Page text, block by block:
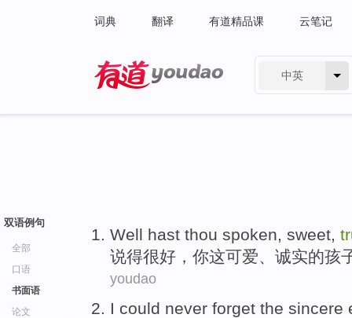
词典 翻译 有道精品课 云笔记
中英
双语例句
全部
口语
书面语
论文
Well hast thou spoken, sweet,
说得很好 ， 你这可爱、 诚实的孩
youdao
I could never forget the sincere